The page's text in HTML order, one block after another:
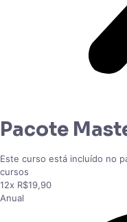
Pacote
Este curso está incluído no
cursos
12x R$19,90
Anual